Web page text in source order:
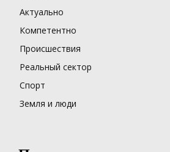
Актуально
Компетентно
Происшествия
Реальный сектор
Спорт
Земля и люди